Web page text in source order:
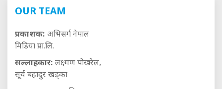
OUR TEAM
प्रकाशक: अभिसर्ग नेपाल
मिडिया प्रा.लि.
सल्लाहकार: लक्ष्मण पोखरेल,
सूर्य बहादुर खड्का